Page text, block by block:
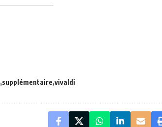
supplémentaire vivaldi